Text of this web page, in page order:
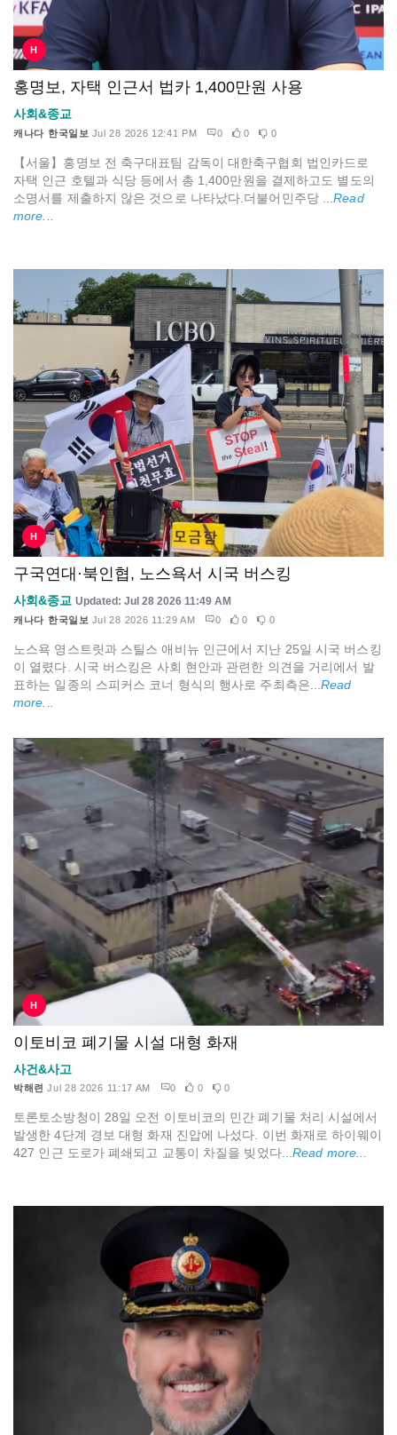
H
홍명보, 자택 인근서 법카 1,400만원 사용
사회&종교
캐나다 한국일보 Jul 28 2026 12:41 PM 0 0 0
【서울】홍명보 전 축구대표팀 감독이 대한축구협회 법인카드로
자택 인근 호텔과 식당 등에서 총 1,400만원을 결제하고도 별도의
소명서를 제출하지 않은 것으로 나타났다.더불어민주당 ...Read
more...
H
구국연대·북인협, 노스욕서 시국 버스킹
사회&종교 Updated: Jul 28 2026 11:49 AM
캐나다 한국일보 Jul 28 2026 11:29 AM 0 0 0
노스욕 영스트릿과 스틸스 애비뉴 인근에서 지난 25일 시국 버스킹
이 열렸다. 시국 버스킹은 사회 현안과 관련한 의견을 거리에서 발
표하는 일종의 스피커스 코너 형식의 행사로 주최측은...Read
more...
H
이토비코 폐기물 시설 대형 화재
사건&사고
박해련 Jul 28 2026 11:17 AM 0 0 0
토론토소방청이 28일 오전 이토비코의 민간 폐기물 처리 시설에서
발생한 4단계 경보 대형 화재 진압에 나섰다. 이번 화재로 하이웨이
427 인근 도로가 폐쇄되고 교통이 차질을 빚었다...Read more...